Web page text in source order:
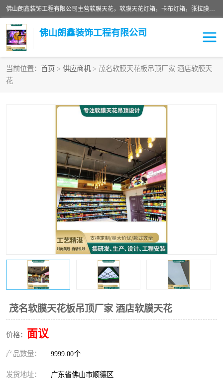
佛山朗鑫装饰工程有限公司主营软膜天花，软膜天花灯箱，卡布灯箱，张拉膜等产品，价格实惠，支持定制；公司专业装饰铺面，家居，会展特装，软膜等工程，技能精良人员，安装快、价格合理，质量保证、热诚与各方有识人士合作，欢迎新老客户来电咨询。
佛山朗鑫装饰工程有限公司
当前位置： 首页 > 供应商机 > 茂名软膜天花板吊顶厂家 酒店软膜天
花
茂名软膜天花板吊顶厂家 酒店软膜天花
价格： 面议
产品数量： 9999.00个
发货地址： 广东省佛山市顺德区
软膜吊顶